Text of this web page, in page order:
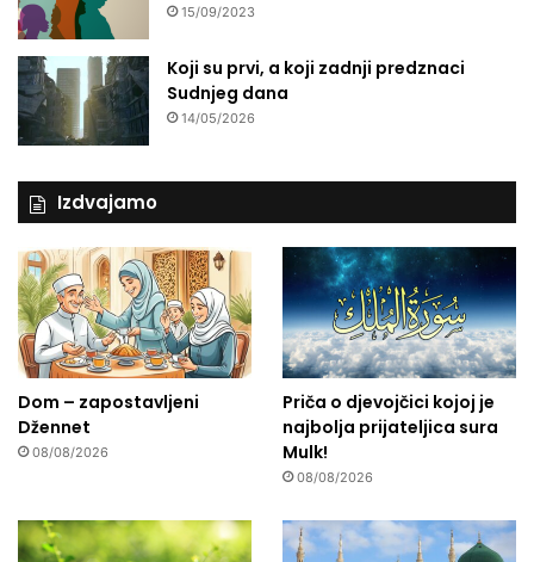
15/09/2023
Koji su prvi, a koji zadnji predznaci
Sudnjeg dana
14/05/2026
Izdvajamo
Dom – zapostavljeni
Džennet
08/08/2026
Priča o djevojčici kojoj je
najbolja prijateljica sura
Mulk!
08/08/2026